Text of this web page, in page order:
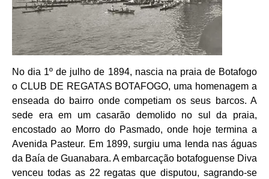
No dia 1º de julho de 1894, nascia na praia de Botafogo
o CLUB DE REGATAS BOTAFOGO, uma homenagem a
enseada do bairro onde competiam os seus barcos. A
sede era em um casarão demolido no sul da praia,
encostado ao Morro do Pasmado, onde hoje termina a
Avenida Pasteur. Em 1899, surgiu uma lenda nas águas
da Baía de Guanabara. A embarcação botafoguense Diva
venceu todas as 22 regatas que disputou, sagrando-se